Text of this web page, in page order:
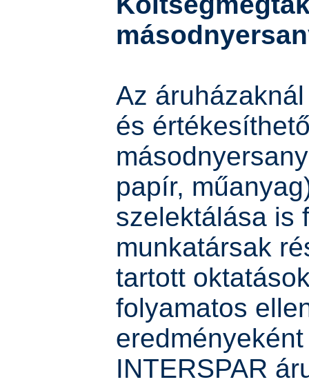
Az
és
papír,
szelektálása is
munkatársak
tartott
folyamatos
INTERSPAR